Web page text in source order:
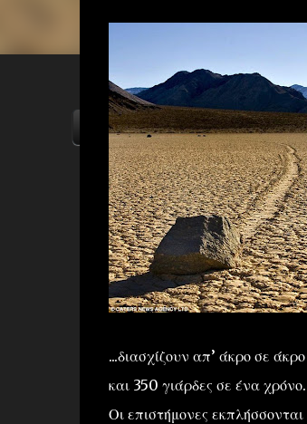
ΑΡΧΙΚΗ YOUTUBE
...διασχίζουν απ’ άκρο σε
και 350 γιάρδες σε ένα χρόνο.
Οι επιστήμονες